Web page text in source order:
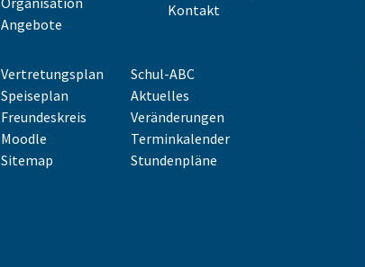
Angebote
Kontakt
Vertretungsplan
Speiseplan
Freundeskreis
Moodle
Sitemap
Schul-ABC
Aktuelles
Veränderungen
Terminkalender
Stundenpläne